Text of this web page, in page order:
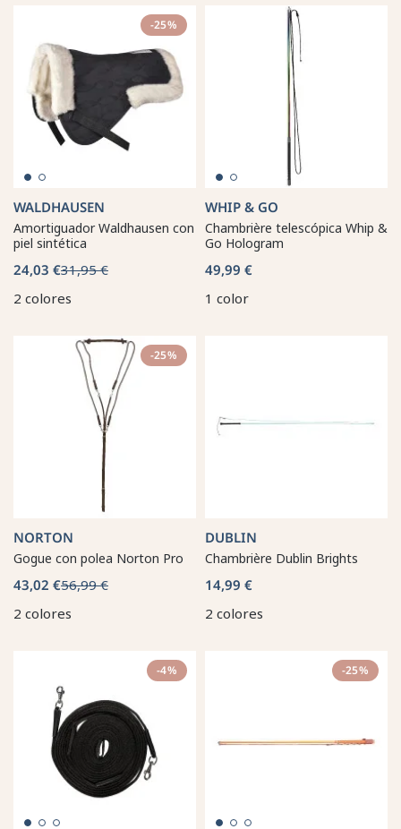
-25%
WALDHAUSEN
Amortiguador Waldhausen con
piel sintética
24,03 €31,95 €
2 colores
WHIP & GO
Chambrière telescópica Whip &
Go Hologram
49,99 €
1 color
-25%
NORTON
Gogue con polea Norton Pro
43,02 €56,99 €
2 colores
DUBLIN
Chambrière Dublin Brights
14,99 €
2 colores
-4% -25%